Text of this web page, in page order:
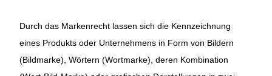
Durch das Markenrecht lassen sich die Kennzeichnung
eines Produkts oder Unternehmens in Form von Bildern
(Bildmarke), Wörtern (Wortmarke), deren Kombination